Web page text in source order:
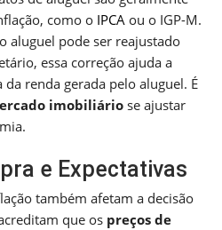
como o IPCA ou o IGP-M.
aluguel pode ser reajustado
essa correção ajuda a
renda gerada pelo aluguel. É
imobiliário se ajustar
e Expectativas
também afetam a decisão
que os preços de